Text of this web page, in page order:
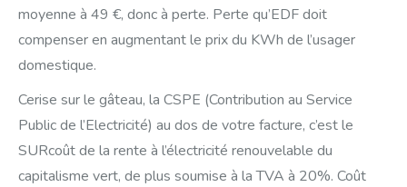
moyenne à 49 €, donc à perte. Perte qu’EDF doit
compenser en augmentant le prix du KWh de l’usager
domestique.
Cerise sur le gâteau, la CSPE (Contribution au Service
Public de l’Electricité) au dos de votre facture, c’est le
SURcoût de la rente à l’électricité renouvelable du
capitalisme vert, de plus soumise à la TVA à 20%. Coût